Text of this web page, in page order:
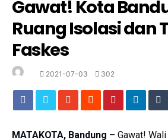
Gawat! Kota
Ruang Isolasi dan
Faskes
2021-07-03 302
MATAKOTA, Bandung – Gawat!